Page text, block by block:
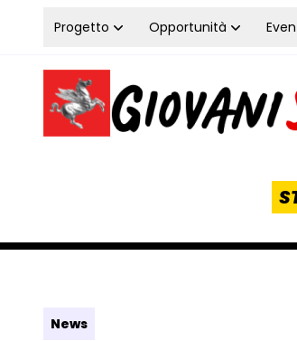
Vai al contenuto
Progetto Opportunità
Homepage Giovanisì - Progetto
News